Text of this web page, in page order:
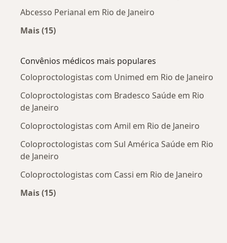
Abcesso Perianal em Rio de Janeiro
Mais (15)
Convênios médicos mais populares
Coloproctologistas com Unimed em Rio de Janeiro
Coloproctologistas com Bradesco Saúde em Rio
de Janeiro
Coloproctologistas com Amil em Rio de Janeiro
Coloproctologistas com Sul América Saúde em Rio
de Janeiro
Coloproctologistas com Cassi em Rio de Janeiro
Mais (15)